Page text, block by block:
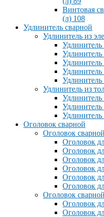
Винтовая
(л) 108
Удлинитель сварной
Удлинитель из
Удлинитель из
Оголовок сварной
Оголовок
Оголовок
Оголовок
Оголовок
Оголовок
Оголовок
Оголовок
Оголовок
Оголовок
Оголовок